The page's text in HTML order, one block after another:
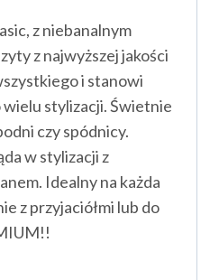
z niebanalnym
z najwyższej jakości
i stanowi
stylizacji. Świetnie
czy spódnicy.
w stylizacji z
Idealny na każda
z przyjaciółmi lub do